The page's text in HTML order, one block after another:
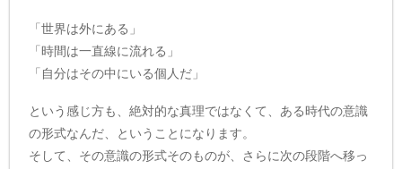
「世界は外にある」
「時間は一直線に流れる」
「自分はその中にいる個人だ」
という感じ方も、絶対的な真理ではなくて、ある時代の意識
の形式なんだ、ということになります。
そして、その意識の形式そのものが、さらに次の段階へ移っ